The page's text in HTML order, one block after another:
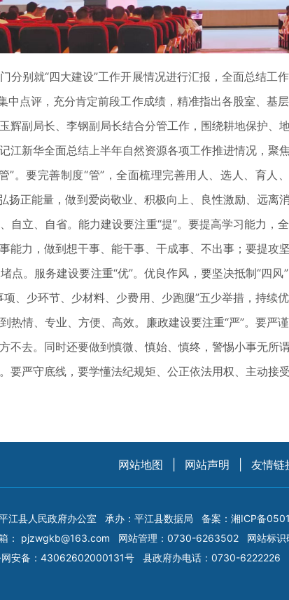
别就“四大建设”工作开展情况进行汇报，全面总结工
中点评，充分肯定前段工作成绩，精准指出各股室、
辉副局长、李钢副局长结合分管工作，围绕耕地保护
江新华全面总结上半年自然资源各项工作推进情况，聚
要完善制度“管”，全面梳理完善用人、选人、育人
扬正能量，做到爱岗敬业、积极向上、良性激励、远
自立、自省。能力建设要注重“提”。要提高学习能力，
能力，做到想干事、能干事、干成事、不出事；要提
点。服务建设要注重“优”。优良作风，要坚决抵制“四
、少环节、少材料、少费用、少跑腿”五少举措，持
热情、专业、方便、高效。廉政建设要注重“严”。要
不去。同时还要做到慎微、慎始、慎终，警惕小事无所
要严守底线，要学懂法纪规矩、公正依法用权、主动
网站地图 网站声明 友情链
江县人民政府办公室 承办：平江县数据局 备案： 湘ICP备
： pjzwgkb@163.com 网站管理：0730-6263502
网站标
网安备：43062602000131号
县政府办电话：0730-6222226